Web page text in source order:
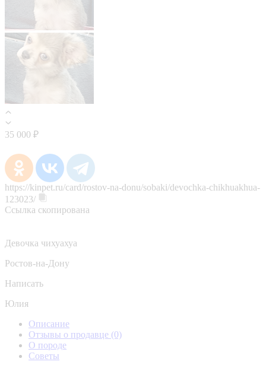
35 000 ₽
https://kinpet.ru/card/rostov-na-donu/sobaki/devochka-chikhuakhua-
123023/
Ссылка скопирована
Девочка чихуахуа
Ростов-на-Дону
Написать
Юлия
Описание
Отзывы о продавце (0)
О породе
Советы